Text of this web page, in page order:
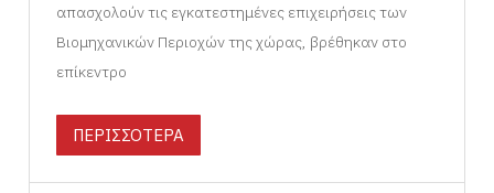
απασχολούν τις εγκατεστημένες επιχειρήσεις των
Βιομηχανικών Περιοχών της χώρας, βρέθηκαν στο
επίκεντρο
ΠΕΡΙΣΣΟΤΕΡΑ